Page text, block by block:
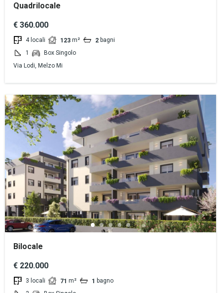
Quadrilocale
€ 360.000
4 locali 123 m² 2 bagni
1
Box Singolo
Via Lodi, Melzo Mi
Bilocale
€ 220.000
3 locali 71 m² 1 bagno